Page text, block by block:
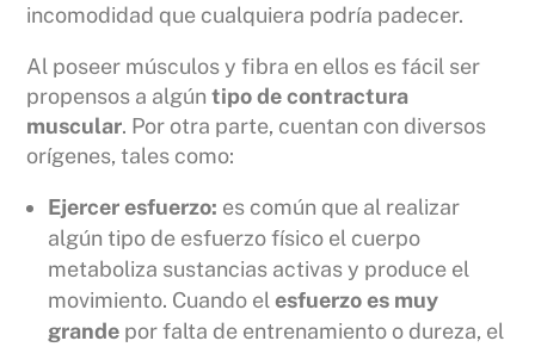
incomodidad que cualquiera podría padecer.
Al poseer músculos y fibra en ellos es fácil ser
propensos a algúntipo de contractura
muscular. Por otra parte, cuentan con diversos
orígenes, tales como:
Ejercer esfuerzo: es común que al realizar
algún tipo de esfuerzo físico el cuerpo
metaboliza sustancias activas y produce el
movimiento. Cuando el esfuerzo es muy
grande por falta de entrenamiento o dureza, el